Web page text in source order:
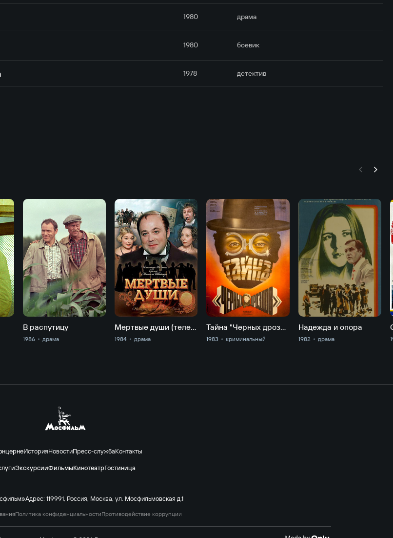
1980 драма
1980 боевик
1978 детектив
В распутицу
1986 драма
Мертвые души (телефильм)
1984 драма
Тайна "Черных дроздов"
1983 криминальный
Надежда и опора
1982 драма
ИсторияНовостиПресс-службаКонтакты
ЭкскурсииФильмыКинотеатрГостиница
Адрес: 119991, Россия, Москва, ул. Мосфильмовская д.1
Политика конфиденциальностиПротиводействие коррупции